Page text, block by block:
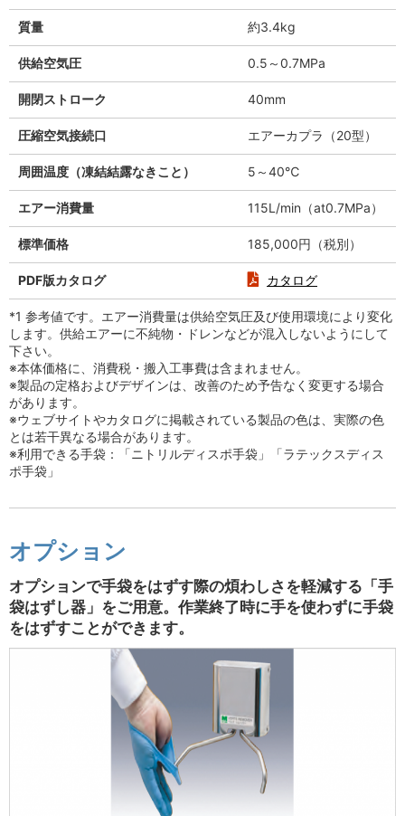
質量 約3.4kg
供給空気圧 0.5～0.7MPa
開閉ストローク 40mm
圧縮空気接続口 エアーカプラ（20型）
周囲温度（凍結結露なきこと） 5～40℃
エアー消費量 115L/min（at0.7MPa）
標準価格 185,000円（税別）
PDF版カタログ カタログ
*1 参考値です。エアー消費量は供給空気圧及び使用環境により変化
します。供給エアーに不純物・ドレンなどが混入しないようにして
下さい。
※本体価格に、消費税・搬入工事費は含まれません。
※製品の定格およびデザインは、改善のため予告なく変更する場合
があります。
※ウェブサイトやカタログに掲載されている製品の色は、実際の色
とは若干異なる場合があります。
※利用できる手袋：「ニトリルディスポ手袋」「ラテックスディス
ポ手袋」
オプション
オプションで手袋をはずす際の煩わしさを軽減する「手
袋はずし器」をご用意。作業終了時に手を使わずに手袋
をはずすことができます。